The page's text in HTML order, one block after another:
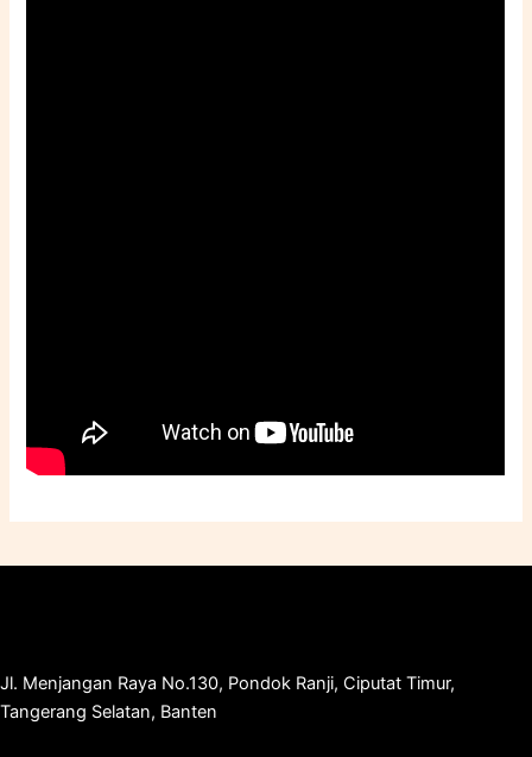
Jl. Menjangan Raya No.130, Pondok Ranji, Ciputat Timur,
Tangerang Selatan, Banten